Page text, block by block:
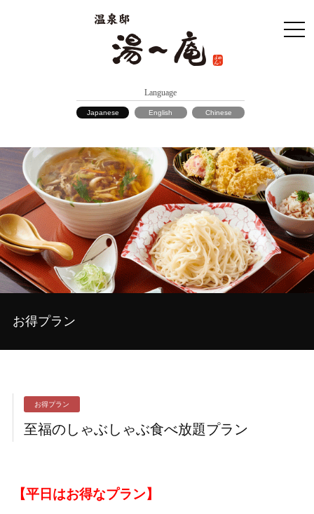
Language
Japanese English Chinese
お得プラン
お得プラン
至福のしゃぶしゃぶ食べ放題プラン
【平日はお得なプラン】